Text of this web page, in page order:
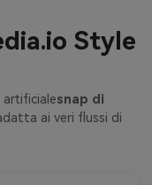
Style
artificialesnap di
ai veri flussi di